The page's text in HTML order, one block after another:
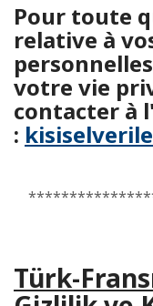
Pour toute
relative à
votre vie
contacter à
:
Türk-